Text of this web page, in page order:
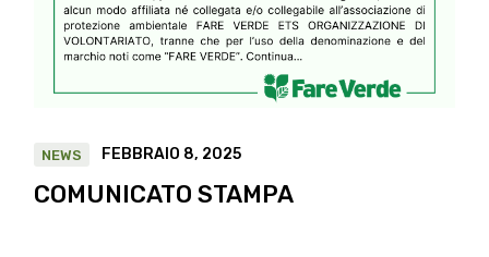
NEWS FEBBRAIO 8, 2025
COMUNICATO STAMPA